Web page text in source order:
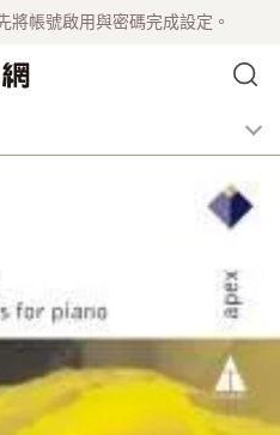
將帳號啟用與密碼完成設定。